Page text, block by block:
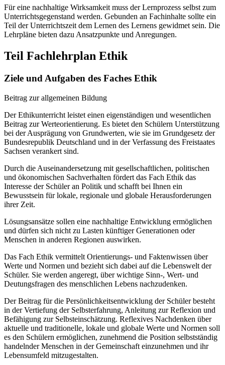
Für eine nachhaltige Wirksamkeit muss der Lernprozess selbst zum
Unterrichtsgegenstand werden. Gebunden an Fachinhalte sollte ein
Teil der Unterrichtszeit dem Lernen des Lernens gewidmet sein. Die
Lehrpläne bieten dazu Ansatzpunkte und Anregungen.
Teil Fachlehrplan Ethik
Ziele und Aufgaben des Faches Ethik
Beitrag zur allgemeinen Bildung
Der Ethikunterricht leistet einen eigenständigen und wesentlichen
Beitrag zur Werteorientierung. Es bietet den Schülern Unterstützung
bei der Ausprägung von Grundwerten, wie sie im Grundgesetz der
Bundesrepublik Deutschland und in der Verfassung des Freistaates
Sachsen verankert sind.
Durch die Auseinandersetzung mit gesellschaftlichen, politischen
und ökonomischen Sachverhalten fördert das Fach Ethik das
Interesse der Schüler an Politik und schafft bei Ihnen ein
Bewusstsein für lokale, regionale und globale Herausforderungen
ihrer Zeit.
Lösungsansätze sollen eine nachhaltige Entwicklung ermöglichen
und dürfen sich nicht zu Lasten künftiger Generationen oder
Menschen in anderen Regionen auswirken.
Das Fach Ethik vermittelt Orientierungs- und Faktenwissen über
Werte und Normen und bezieht sich dabei auf die Lebenswelt der
Schüler. Sie werden angeregt, über wichtige Sinn-, Wert- und
Deutungsfragen des menschlichen Lebens nachzudenken.
Der Beitrag für die Persönlichkeitsentwicklung der Schüler besteht
in der Vertiefung der Selbsterfahrung, Anleitung zur Reflexion und
Befähigung zur Selbsteinschätzung. Reflexives Nachdenken über
aktuelle und traditionelle, lokale und globale Werte und Normen soll
es den Schülern ermöglichen, zunehmend die Position selbstständig
handelnder Menschen in der Gemeinschaft einzunehmen und ihr
Lebensumfeld mitzugestalten.